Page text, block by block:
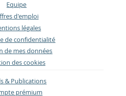
Equipe
d'emploi
légales
de confidentialité
de mes données
des cookies
& Publications
prémium